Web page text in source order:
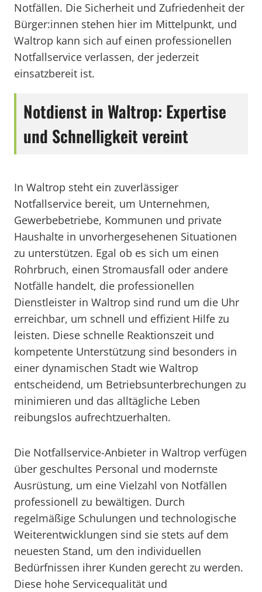
Notfällen. Die Sicherheit und Zufriedenheit der
Bürger:innen stehen hier im Mittelpunkt, und
Waltrop kann sich auf einen professionellen
Notfallservice verlassen, der jederzeit
einsatzbereit ist.
Notdienst in Waltrop: Expertise
und Schnelligkeit vereint
In Waltrop steht ein zuverlässiger
Notfallservice bereit, um Unternehmen,
Gewerbebetriebe, Kommunen und private
Haushalte in unvorhergesehenen Situationen
zu unterstützen. Egal ob es sich um einen
Rohrbruch, einen Stromausfall oder andere
Notfälle handelt, die professionellen
Dienstleister in Waltrop sind rund um die Uhr
erreichbar, um schnell und effizient Hilfe zu
leisten. Diese schnelle Reaktionszeit und
kompetente Unterstützung sind besonders in
einer dynamischen Stadt wie Waltrop
entscheidend, um Betriebsunterbrechungen zu
minimieren und das alltägliche Leben
reibungslos aufrechtzuerhalten.
Die Notfallservice-Anbieter in Waltrop verfügen
über geschultes Personal und modernste
Ausrüstung, um eine Vielzahl von Notfällen
professionell zu bewältigen. Durch
regelmäßige Schulungen und technologische
Weiterentwicklungen sind sie stets auf dem
neuesten Stand, um den individuellen
Bedürfnissen ihrer Kunden gerecht zu werden.
Diese hohe Servicequalität und